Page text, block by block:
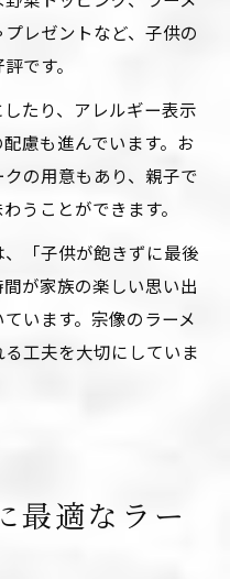
レゼントなど、子供の
です。
たり、アレルギー表示
慮も進んでいます。お
の用意もあり、親子で
うことができます。
「子供が飽きずに最後
が家族の楽しい思い出
います。宗像のラーメ
工夫を大切にしていま
最適なラー